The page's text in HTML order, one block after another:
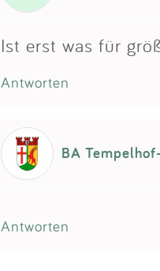
Ist erst was für
Antworten
BA
Antworten